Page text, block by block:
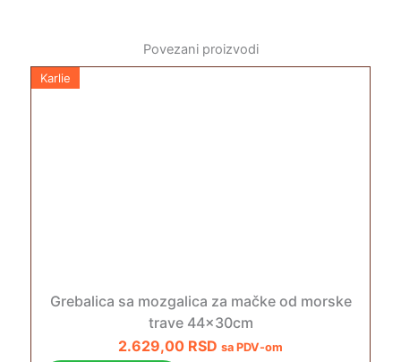
Povezani proizvodi
Karlie
Grebalica sa mozgalica za mačke od morske
trave 44x30cm
2.629,00 RSD sa PDV-om